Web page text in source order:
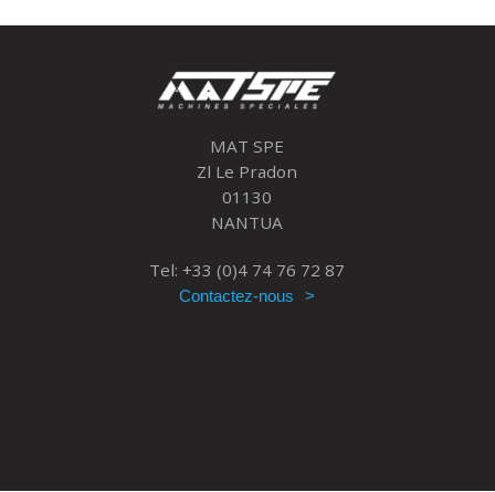
MAT SPE
Zl Le Pradon
01130
NANTUA
Tel: +33 (0)4 74 76 72 87
Contactez-nous